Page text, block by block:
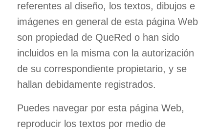
referentes al diseño, los textos, dibujos e
imágenes en general de esta página Web
son propiedad de QueRed o han sido
incluidos en la misma con la autorización
de su correspondiente propietario, y se
hallan debidamente registrados.
Puedes navegar por esta página Web,
reproducir los textos por medio de